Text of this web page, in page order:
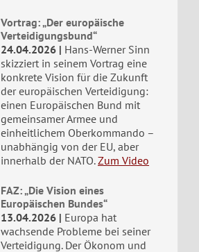
Vortrag: „Der europäische
Verteidigungsbund“
24.04.2026
Hans-Werner Sinn
skizziert in seinem Vortrag eine
konkrete Vision für die Zukunft
der europäischen Verteidigung:
einen Europäischen Bund mit
gemeinsamer Armee und
einheitlichem Oberkommando –
unabhängig von der EU, aber
innerhalb der NATO. Zum Video
FAZ: „Die Vision eines
Europäischen Bundes“
13.04.2026
Europa hat
wachsende Probleme bei seiner
Verteidigung. Der Ökonom und